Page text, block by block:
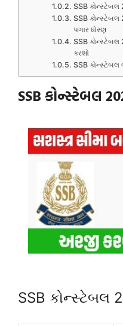
SSB કોન્સ્ટેબલ
SSB કોન્સ્ટેબલ
પગાર ધોરણ
SSB કોન્સ્ટેબલ
કરશો
SSB કોન્સ્ટેબલ
SSB કોન્સ્ટેબલ
SSB કોન્સ્ટેબલ